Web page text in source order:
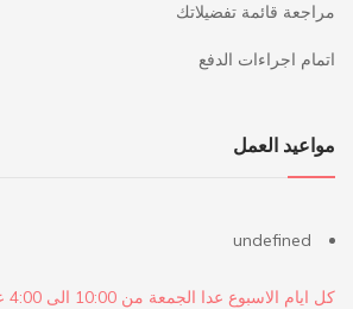
مراجعة قائمة تفضيلاتك
اتمام اجراءات الدفع
مواعيد العمل
undefined
كل ايام الاسبوع عدا الجمعة من 10:00 الى 4:00 عصراً